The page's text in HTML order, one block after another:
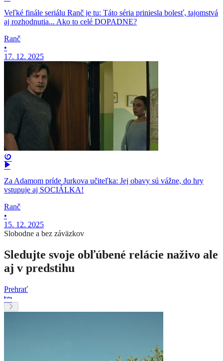
Veľké finále seriálu Ranč je tu: Táto séria priniesla bolesť, tajomstvá
aj rozhodnutia... Ako to celé DOPADNE?
Ranč
•
17. 12. 2025
Za Adamom príde Jurkova učiteľka: Jej obavy sú vážne, do hry
vstupuje aj SOCIÁLKA!
Ranč
•
15. 12. 2025
Slobodne a bez záväzkov
Sledujte svoje obľúbené relácie naživo ale
aj v predstihu
Prehrať